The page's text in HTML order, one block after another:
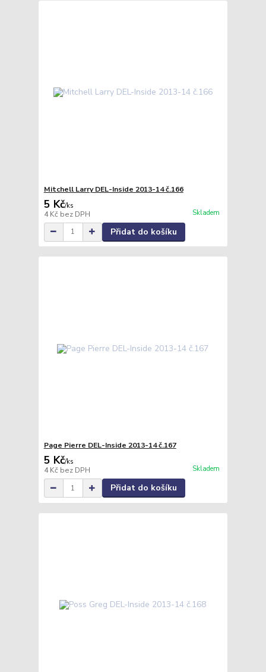
Mitchell Larry DEL-Inside 2013-14 č.166
5 Kč/ks
4 Kč bez DPH Skladem
Přidat do košíku
Page Pierre DEL-Inside 2013-14 č.167
5 Kč/ks
4 Kč bez DPH Skladem
Přidat do košíku